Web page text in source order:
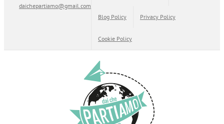
daichepartiamo@gmail.com
Blog Policy Privacy Policy
Cookie Policy